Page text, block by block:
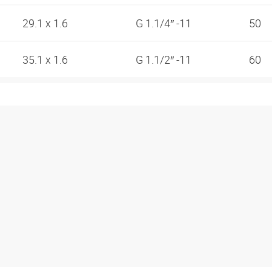
29.1 x 1.6 G 1.1/4″ -11 50
35.1 x 1.6 G 1.1/2″ -11 60